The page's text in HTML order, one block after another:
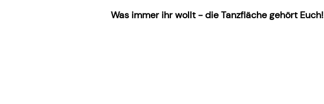
Was immer ihr wollt - die Tanzfläche gehört Euch!